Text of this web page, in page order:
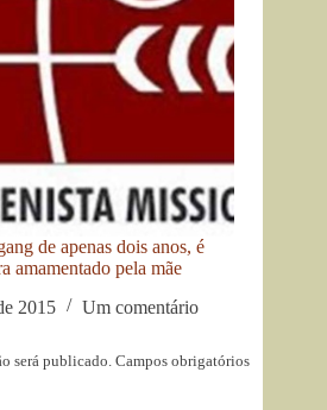
de apenas dois anos, é
amamentado pela mãe
2015
Um comentário
será publicado. Campos obrigatórios